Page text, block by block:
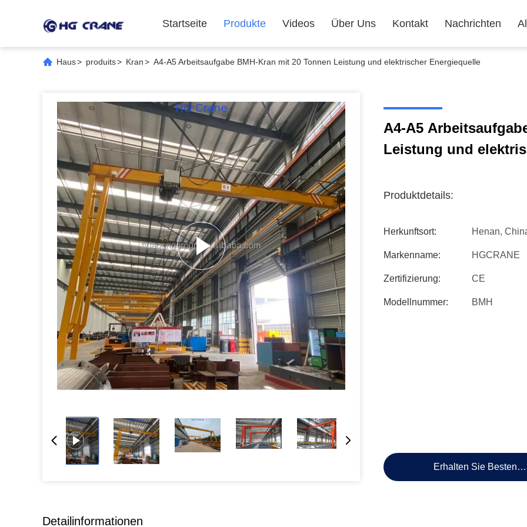
Startseite Produkte Videos Über Uns Kontakt Nachrichten
Haus> produits> Kran> A4-A5 Arbeitsaufgabe BMH-Kran mit 20 Tonnen Leistung und elektrischer Energiequelle
A4-A5
Leistung und
Produktdetails:
Herkunftsort: Henan,
Markenname: HGCRANE
Zertifizierung: CE
Modellnummer: BMH
Erhalten Sie Besten
Detailinformationen